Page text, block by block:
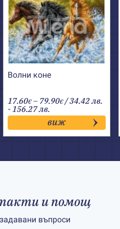
Волни коне
17.60€ – 79.90€Price
range:
17.60€
through
79.90€
/ 34.42 лв.
- 156.27 лв.
виж
и помощ
въпроси